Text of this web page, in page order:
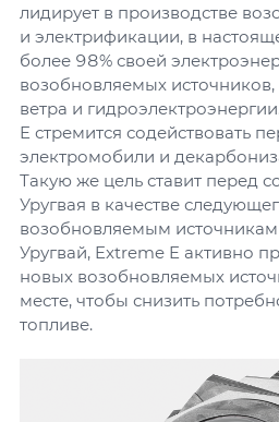
лидирует в производстве
и электрификации, в
более 98% своей
возобновляемых
ветра и
E стремится содействовать
электромобили и
Такую же цель ставит перед
Уругвая в качестве
возобновляемым
Уругвай, Extreme E активно
новых возобновляемых
месте, чтобы снизить
топливе.